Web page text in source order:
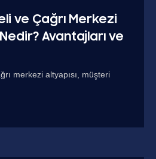
ve Çağrı Merkezi
Avantajları ve
merkezi altyapısı, müşteri